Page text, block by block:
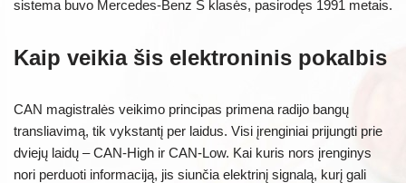
sistema buvo Mercedes-Benz S klasės, pasirodęs 1991 metais.
Kaip veikia šis elektroninis pokalbis
CAN magistralės veikimo principas primena radijo bangų
transliavimą, tik vykstantį per laidus. Visi įrenginiai prijungti prie
dviejų laidų – CAN-High ir CAN-Low. Kai kuris nors įrenginys
nori perduoti informaciją, jis siunčia elektrinį signalą, kurį gali